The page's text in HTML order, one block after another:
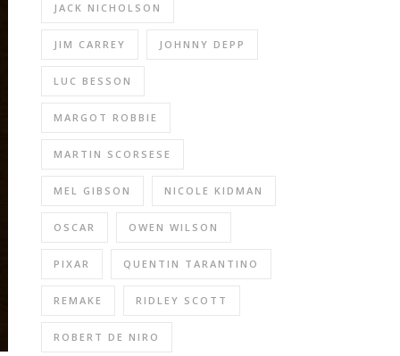
JACK NICHOLSON
JIM CARREY JOHNNY DEPP
LUC BESSON
MARGOT ROBBIE
MARTIN SCORSESE
MEL GIBSON NICOLE KIDMAN
OSCAR OWEN WILSON
PIXAR QUENTIN TARANTINO
REMAKE RIDLEY SCOTT
ROBERT DE NIRO